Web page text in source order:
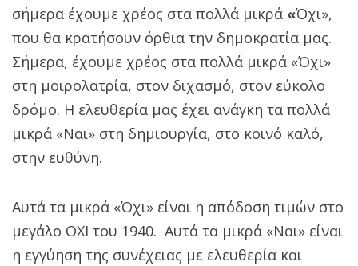
σήμερα έχουμε χρέος στα πολλά μικρά «Όχι»,
που θα κρατήσουν όρθια την δημοκρατία μας.
Σήμερα, έχουμε χρέος στα πολλά μικρά «Όχι»
στη μοιρολατρία, στον διχασμό, στον εύκολο
δρόμο. Η ελευθερία μας έχει ανάγκη τα πολλά
μικρά «Ναι» στη δημιουργία, στο κοινό καλό,
στην ευθύνη.
Αυτά τα μικρά «Όχι» είναι η απόδοση τιμών στο
μεγάλο ΟΧΙ του 1940. Αυτά τα μικρά «Ναι» είναι
η εγγύηση της συνέχειας με ελευθερία και